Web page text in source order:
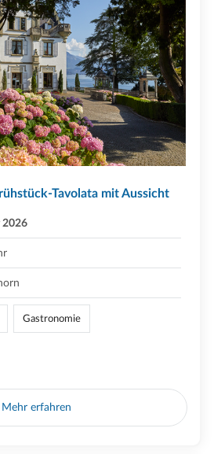
Tavolata mit Aussicht
2026
Gastronomie
Mehr erfahren